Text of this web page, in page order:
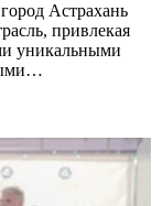
Астрахань
привлекая
уникальными